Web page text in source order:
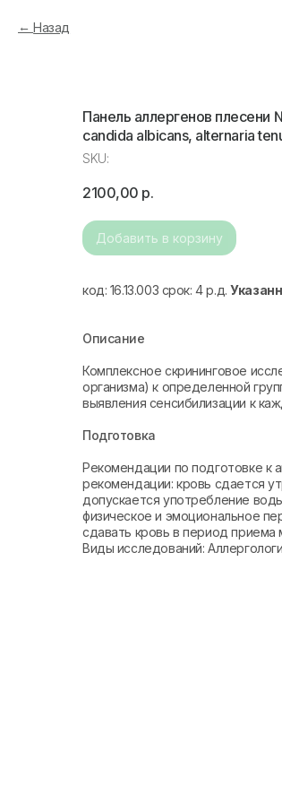
Назад
Панель аллергенов плесени
candida albicans, alternaria
SKU:
2100,00 р.
Добавить в корзину
код: 16.13.003 срок: 4 р.д.
Описание
Комплексное скрининговое
организма) к определенной
выявления сенсибилизации к
Подготовка
Рекомендации по подготовке к
рекомендации: кровь сдается
допускается употребление
физическое и эмоциональное
сдавать кровь в период приема
Виды исследований: